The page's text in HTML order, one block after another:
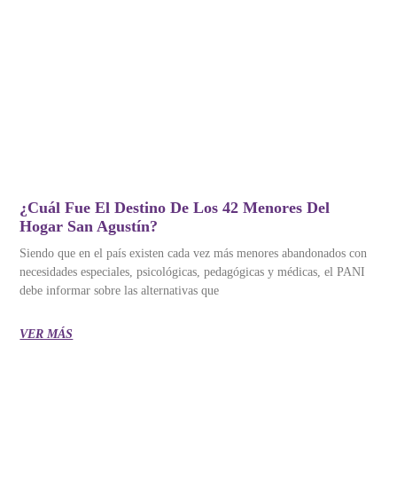
¿Cuál Fue El Destino De Los 42 Menores Del
Hogar San Agustín?
Siendo que en el país existen cada vez más menores abandonados con
necesidades especiales, psicológicas, pedagógicas y médicas, el PANI
debe informar sobre las alternativas que
VER MÁS